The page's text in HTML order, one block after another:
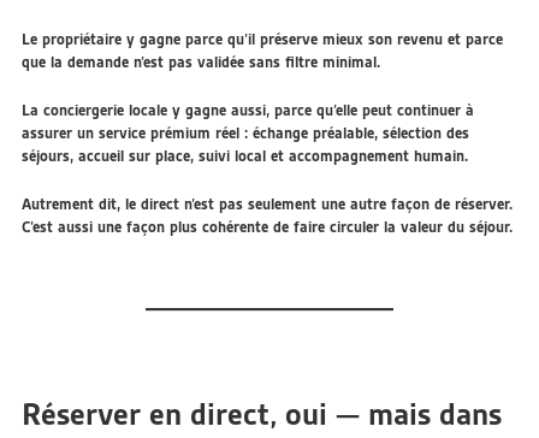
Le propriétaire y gagne parce qu’il préserve mieux son revenu et parce
que la demande n’est pas validée sans filtre minimal.
La conciergerie locale y gagne aussi, parce qu’elle peut continuer à
assurer un service prémium réel : échange préalable, sélection des
séjours, accueil sur place, suivi local et accompagnement humain.
Autrement dit, le direct n’est pas seulement une autre façon de réserver.
C’est aussi une façon plus cohérente de faire circuler la valeur du séjour.
Réserver en direct, oui — mais dans